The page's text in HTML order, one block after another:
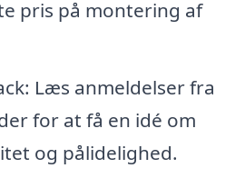
pris på montering af
Læs anmeldelser fra
for at få en idé om
og pålidelighed.